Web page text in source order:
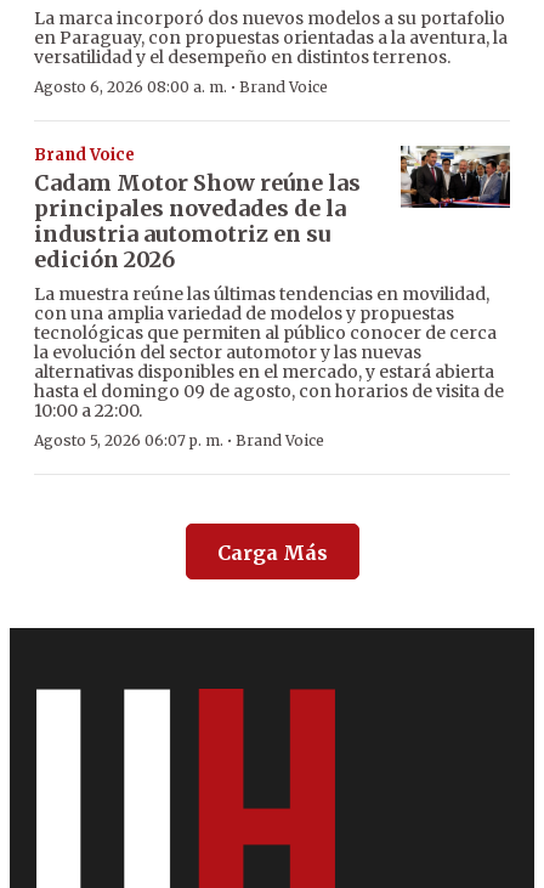
La marca incorporó dos nuevos modelos a su portafolio
en Paraguay, con propuestas orientadas a la aventura, la
versatilidad y el desempeño en distintos terrenos.
Agosto 6, 2026 08:00 a. m. · Brand Voice
Brand Voice
Cadam Motor Show reúne las
principales novedades de la
industria automotriz en su
edición 2026
La muestra reúne las últimas tendencias en movilidad,
con una amplia variedad de modelos y propuestas
tecnológicas que permiten al público conocer de cerca
la evolución del sector automotor y las nuevas
alternativas disponibles en el mercado, y estará abierta
hasta el domingo 09 de agosto, con horarios de visita de
10:00 a 22:00.
Agosto 5, 2026 06:07 p. m. · Brand Voice
Carga Más